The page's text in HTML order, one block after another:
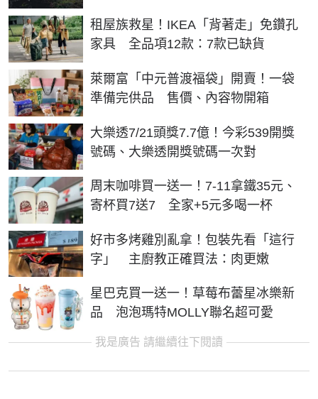
租屋族救星！IKEA「背著走」免鑽孔
家具 全品項12款：7款已缺貨
萊爾富「中元普渡福袋」開賣！一袋
準備完供品 售價、內容物開箱
大樂透7/21頭獎7.7億！今彩539開獎
號碼、大樂透開獎號碼一次對
周末咖啡買一送一！7-11拿鐵35元、
寄杯買7送7 全家+5元多喝一杯
好市多烤雞別亂拿！包裝先看「這行
字」 主廚教正確買法：肉更嫩
星巴克買一送一！草莓布蕾星冰樂新
品 泡泡瑪特MOLLY聯名超可愛
我是廣告 請繼續往下閱讀